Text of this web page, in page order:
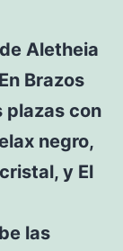
Aletheia
Brazos
plazas con
negro,
y El
las